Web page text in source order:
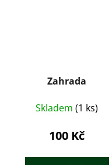
Zahrada
Skladem (1 ks)
100 Kč